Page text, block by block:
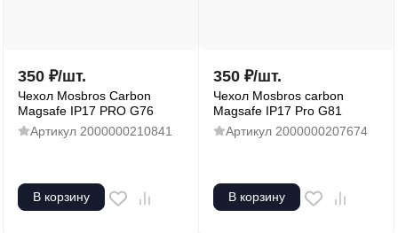
350 ₽/шт.
Чехол Mosbros Carbon
Magsafe IP17 PRO G76
Артикул 2000000210841
В корзину
350 ₽/шт.
Чехол Mosbros carbon
Magsafe IP17 Pro G81
Артикул 2000000207674
В корзину